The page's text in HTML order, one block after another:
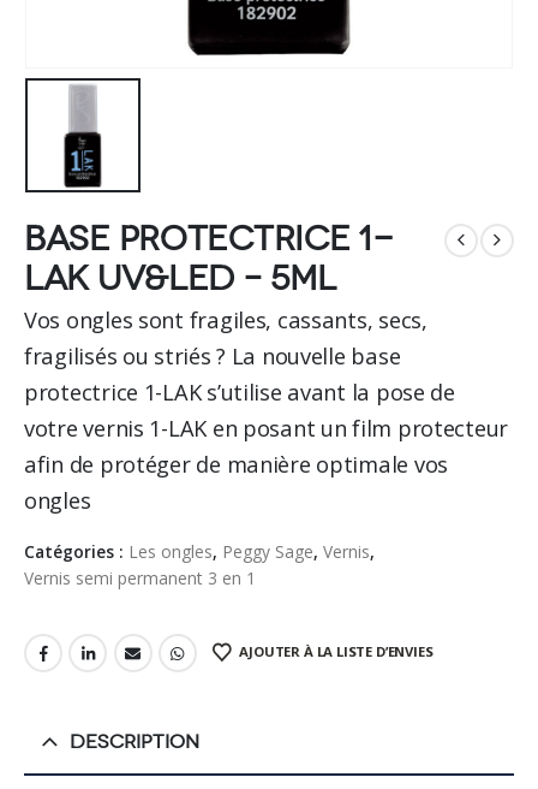
Base protectrice 1-
LAK UV&LED – 5ml
Vos ongles sont fragiles, cassants, secs,
fragilisés ou striés ? La nouvelle base
protectrice 1-LAK s’utilise avant la pose de
votre vernis 1-LAK en posant un film protecteur
afin de protéger de manière optimale vos
ongles
Catégories : Les ongles, Peggy Sage, Vernis,
Vernis semi permanent 3 en 1
AJOUTER À LA LISTE D’ENVIES
DESCRIPTION